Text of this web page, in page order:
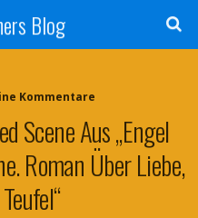
Blog
Kommentare
Scene Aus „Engel
Roman Über Liebe,